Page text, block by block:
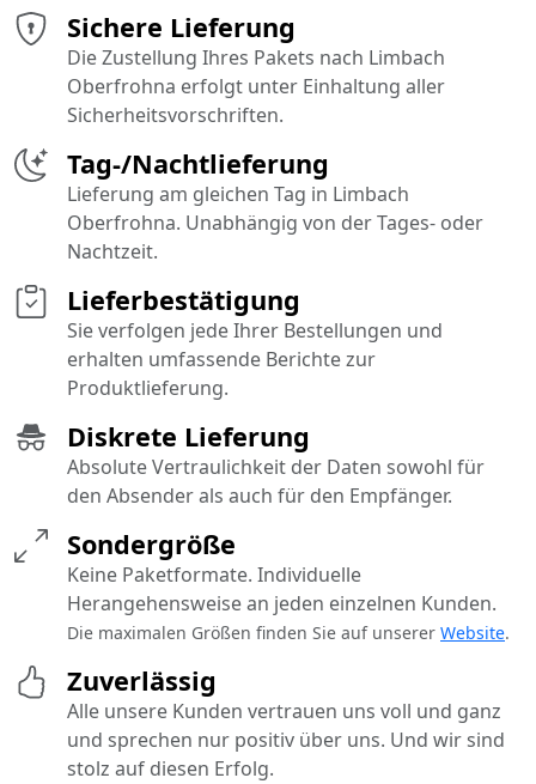
Sichere Lieferung
Die Zustellung Ihres Pakets nach Limbach
Oberfrohna erfolgt unter Einhaltung aller
Sicherheitsvorschriften.
Diskrete Lieferung
Absolute Vertraulichkeit der Daten sowohl für
den Absender als auch für den Empfänger.
Tag-/Nachtlieferung
Lieferung am gleichen Tag in Limbach
Oberfrohna. Unabhängig von der Tages- oder
Nachtzeit.
Sondergröße
Keine Paketformate. Individuelle
Herangehensweise an jeden einzelnen Kunden.
Die maximalen Größen finden Sie auf unserer Website.
Lieferbestätigung
Sie verfolgen jede Ihrer Bestellungen und
erhalten umfassende Berichte zur
Produktlieferung.
Zuverlässig
Alle unsere Kunden vertrauen uns voll und ganz
und sprechen nur positiv über uns. Und wir sind
stolz auf diesen Erfolg.